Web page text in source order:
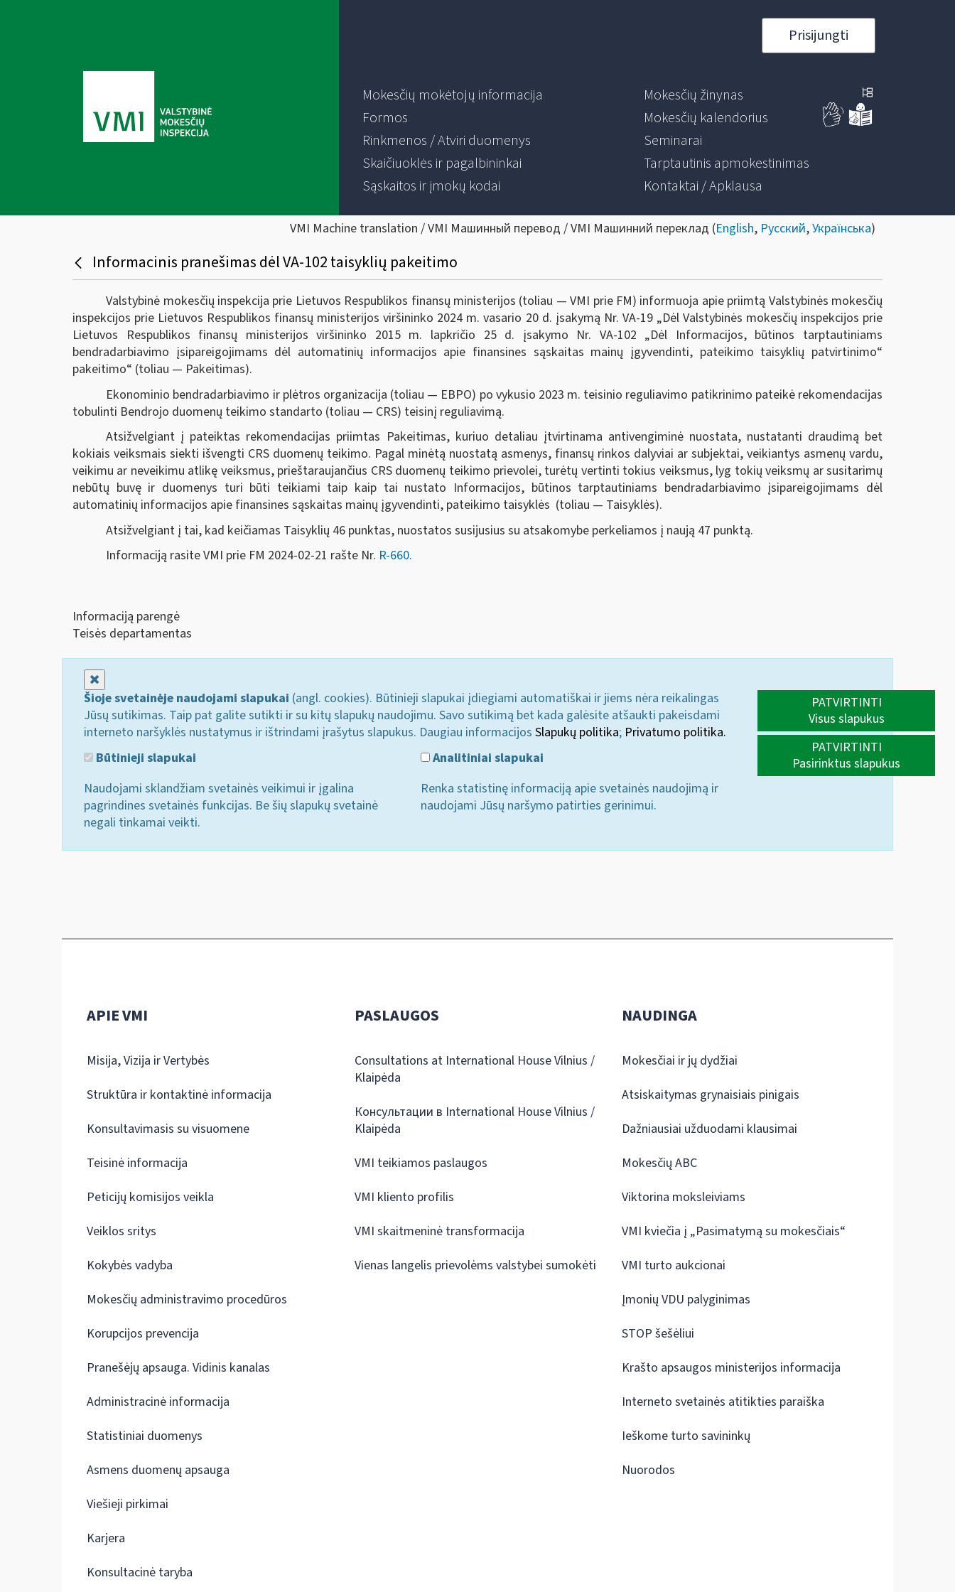
Prisijungti
Mokesčių mokėtojų informacija
Formos
Rinkmenos / Atviri duomenys
Skaičiuoklės ir pagalbininkai
Sąskaitos ir įmokų kodai
Mokesčių žinynas
Mokesčių kalendorius
Seminarai
Tarptautinis apmokestinimas
Kontaktai / Apklausa
VMI Machine translation / VMI Машинный перевод / VMI Машинний переклад (English, Русский,Українська)
Informacinis pranešimas dėl VA-102 taisyklių pakeitimo
Valstybinė mokesčių inspekcija prie Lietuvos Respublikos finansų ministerijos (toliau ― VMI prie FM) informuoja apie priimtą Valstybinės mokesčių
inspekcijos prie Lietuvos Respublikos finansų ministerijos viršininko 2024 m. vasario 20 d. įsakymą Nr. VA-19 „Dėl Valstybinės mokesčių inspekcijos prie
Lietuvos Respublikos finansų ministerijos viršininko 2015 m. lapkričio 25 d. įsakymo Nr. VA-102 „Dėl Informacijos, būtinos tarptautiniams
bendradarbiavimo įsipareigojimams dėl automatinių informacijos apie finansines sąskaitas mainų įgyvendinti, pateikimo taisyklių patvirtinimo“
pakeitimo“ (toliau — Pakeitimas).
Ekonominio bendradarbiavimo ir plėtros organizacija (toliau — EBPO) po vykusio 2023 m. teisinio reguliavimo patikrinimo pateikė rekomendacijas
tobulinti Bendrojo duomenų teikimo standarto (toliau — CRS) teisinį reguliavimą.
Atsižvelgiant į pateiktas rekomendacijas priimtas Pakeitimas, kuriuo detaliau įtvirtinama antivengiminė nuostata, nustatanti draudimą bet
kokiais veiksmais siekti išvengti CRS duomenų teikimo. Pagal minėtą nuostatą asmenys, finansų rinkos dalyviai ar subjektai, veikiantys asmenų vardu,
veikimu ar neveikimu atlikę veiksmus, prieštaraujančius CRS duomenų teikimo prievolei, turėtų vertinti tokius veiksmus, lyg tokių veiksmų ar susitarimų
nebūtų buvę ir duomenys turi būti teikiami taip kaip tai nustato Informacijos, būtinos tarptautiniams bendradarbiavimo įsipareigojimams dėl
automatinių informacijos apie finansines sąskaitas mainų įgyvendinti, pateikimo taisyklės (toliau — Taisyklės).
Atsižvelgiant į tai, kad keičiamas Taisyklių 46 punktas, nuostatos susijusius su atsakomybe perkeliamos į naują 47 punktą.
Informaciją rasite VMI prie FM 2024-02-21 rašte Nr. R-660.
Informaciją parengė
Teisės departamentas
Šioje svetainėje naudojami slapukai (angl. cookies). Būtinieji slapukai įdiegiami automatiškai ir jiems nėra reikalingas
Jūsų sutikimas. Taip pat galite sutikti ir su kitų slapukų naudojimu. Savo sutikimą bet kada galėsite atšaukti pakeisdami
interneto naršyklės nustatymus ir ištrindami įrašytus slapukus. Daugiau informacijos Slapukų politika; Privatumo politika.
Būtinieji slapukai
Naudojami sklandžiam svetainės veikimui ir įgalina
pagrindines svetainės funkcijas. Be šių slapukų svetainė
negali tinkamai veikti.
Analitiniai slapukai
Renka statistinę informaciją apie svetainės naudojimą ir
naudojami Jūsų naršymo patirties gerinimui.
PATVIRTINTI
Visus slapukus
PATVIRTINTI
Pasirinktus slapukus
APIE VMI
Misija, Vizija ir Vertybės
Struktūra ir kontaktinė informacija
Konsultavimasis su visuomene
Teisinė informacija
Peticijų komisijos veikla
Veiklos sritys
Kokybės vadyba
Mokesčių administravimo procedūros
Korupcijos prevencija
Pranešėjų apsauga. Vidinis kanalas
Administracinė informacija
Statistiniai duomenys
Asmens duomenų apsauga
Viešieji pirkimai
Karjera
Konsultacinė taryba
PASLAUGOS
Consultations at International House Vilnius /
Klaipėda
Консультации в International House Vilnius /
Klaipėda
VMI teikiamos paslaugos
VMI kliento profilis
VMI skaitmeninė transformacija
Vienas langelis prievolėms valstybei sumokėti
NAUDINGA
Mokesčiai ir jų dydžiai
Atsiskaitymas grynaisiais pinigais
Dažniausiai užduodami klausimai
Mokesčių ABC
Viktorina moksleiviams
VMI kviečia į „Pasimatymą su mokesčiais“
VMI turto aukcionai
Įmonių VDU palyginimas
STOP šešėliui
Krašto apsaugos ministerijos informacija
Interneto svetainės atitikties paraiška
Ieškome turto savininkų
Nuorodos